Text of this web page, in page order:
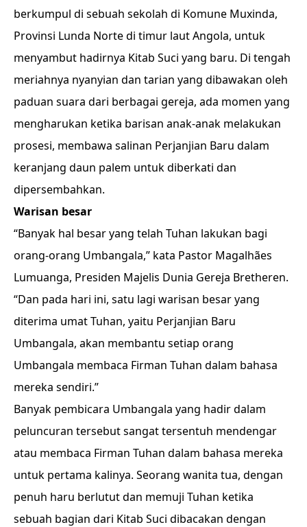
berkumpul di sebuah sekolah di Komune Muxinda,
Provinsi Lunda Norte di timur laut Angola, untuk
menyambut hadirnya Kitab Suci yang baru. Di tengah
meriahnya nyanyian dan tarian yang dibawakan oleh
paduan suara dari berbagai gereja, ada momen yang
mengharukan ketika barisan anak-anak melakukan
prosesi, membawa salinan Perjanjian Baru dalam
keranjang daun palem untuk diberkati dan
dipersembahkan.
Warisan besar
“Banyak hal besar yang telah Tuhan lakukan bagi
orang-orang Umbangala,” kata Pastor Magalhães
Lumuanga, Presiden Majelis Dunia Gereja Bretheren.
“Dan pada hari ini, satu lagi warisan besar yang
diterima umat Tuhan, yaitu Perjanjian Baru
Umbangala, akan membantu setiap orang
Umbangala membaca Firman Tuhan dalam bahasa
mereka sendiri.”
Banyak pembicara Umbangala yang hadir dalam
peluncuran tersebut sangat tersentuh mendengar
atau membaca Firman Tuhan dalam bahasa mereka
untuk pertama kalinya. Seorang wanita tua, dengan
penuh haru berlutut dan memuji Tuhan ketika
sebuah bagian dari Kitab Suci dibacakan dengan